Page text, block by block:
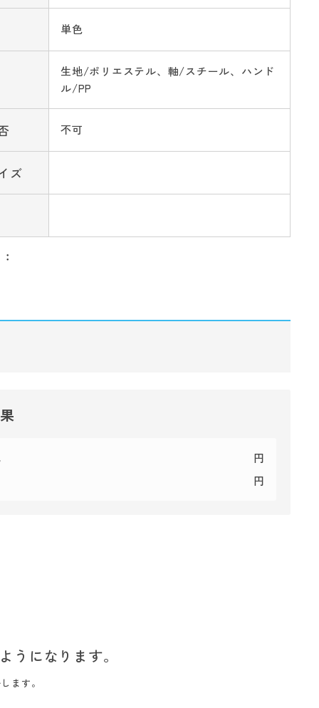
単色
生地/ポリエステル、軸/スチール、ハンド
ル/PP
不可
ズ
円
円
うになります。
ます。